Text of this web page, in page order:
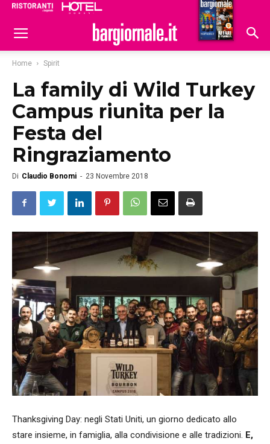
Hoteldomani
Home Spirit
La family di Wild Turkey
Campus riunita per la
Festa del
Ringraziamento
Di Claudio Bonomi - 23 Novembre 2018
Thanksgiving Day: negli Stati Uniti, un giorno dedicato allo
stare insieme, in famiglia, alla condivisione e alle tradizioni. E,